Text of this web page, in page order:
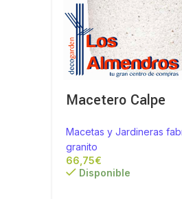
Macetero Calpe
Macetas y Jardineras
granito
€
Disponible